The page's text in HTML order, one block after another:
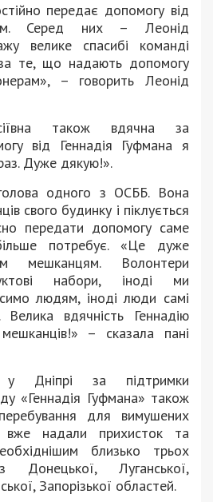
передає допомогу від
Серед них – Леонід
велике спасибі команді
те, що надають допомогу
– говорить Леонід
також вдячна за
від Геннадія Гуфмана я
Дуже дякую!».
одного з ОСББ. Вона
свого будинку і піклується
передати допомогу саме
потребує. «Це дуже
мешканцям. Волонтери
набори, іноді ми
людям, іноді люди самі
вдячність Геннадію
– сказала пані
Дніпрі за підтримки
«Геннадія Гуфмана» також
для вимушених
вже надали прихисток та
близько трьох
Луганської,
Запорізької областей.